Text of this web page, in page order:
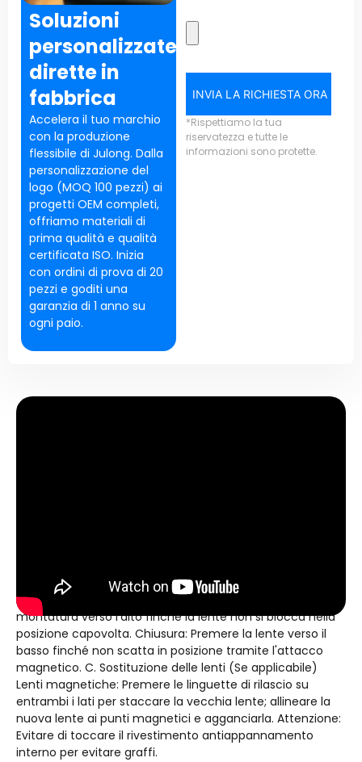
INVIA LA RICHIESTA ORA
*Rispettiamo la tua
riservatezza e tutte le
informazioni sono protette.
Soluzioni
personalizzate
dirette in
fabbrica
Accelera il tuo marchio
con la produzione
flessibile di Julong. Dalla
personalizzazione del
logo (MOQ 100 pezzi) ai
progetti OEM completi,
offriamo materiali di
prima qualità e qualità
certificata ISO. Inizia
con ordini di prova di 20
pezzi e goditi una
garanzia di 1 anno su
ogni paio.
Occhiali da sci Flip Up Mangetic
(impedisce l'ingresso di neve). B.Flip-Up Operation
Opening : Spingere la cerniera nella parte superiore della
montatura verso l'alto finché la lente non si blocca nella
posizione capovolta. Chiusura: Premere la lente verso il
basso finché non scatta in posizione tramite l'attacco
magnetico. C. Sostituzione delle lenti (Se applicabile)
Lenti magnetiche: Premere le linguette di rilascio su
entrambi i lati per staccare la vecchia lente; allineare la
nuova lente ai punti magnetici e agganciarla. Attenzione:
Evitare di toccare il rivestimento antiappannamento
interno per evitare graffi.